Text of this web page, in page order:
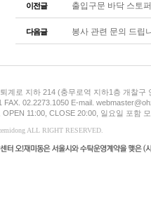
이전글 출입구문 바닥 스토
다음글 봉사 관련 문의 드립
계로 지하 214 (충무로역 지하1층 개찰구
FAX. 02.2273.1050 E-mail.
OPEN 11:00, CLOSE 20:00, 일요일 포함
ALL RIGHT RESERVED.